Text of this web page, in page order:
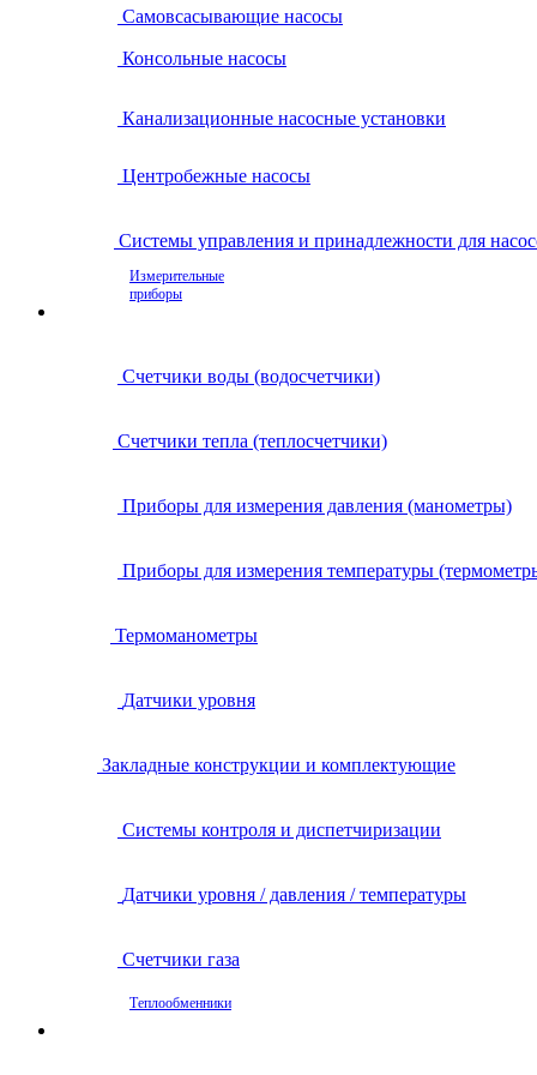
Самовсасывающие насосы
Консольные насосы
Канализационные насосные установки
Центробежные насосы
Системы управления и принадлежности для
Измерительные
приборы
Счетчики воды (водосчетчики)
Счетчики тепла (теплосчетчики)
Приборы для измерения давления (манометры)
Приборы для измерения температуры
Термоманометры
Датчики уровня
Закладные конструкции и комплектующие
Системы контроля и диспетчиризации
Датчики уровня / давления / температуры
Счетчики газа
Теплообменники